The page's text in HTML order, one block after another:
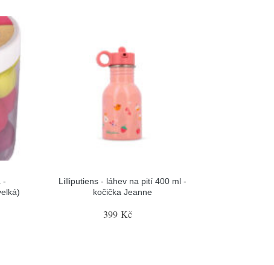
-
Lilliputiens - láhev na pití 400 ml -
kočička Jeanne
399 Kč